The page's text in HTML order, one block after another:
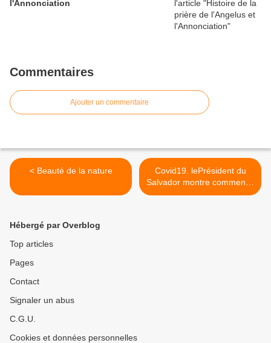
l'Annonciation
Commentaires
Ajouter un commentaire
< Beauté de la nature
Covid19. lePrésident du
Salvador montre comment il
va faire? >
Hébergé par Overblog
Top articles
Pages
Contact
Signaler un abus
C.G.U.
Cookies et données personnelles